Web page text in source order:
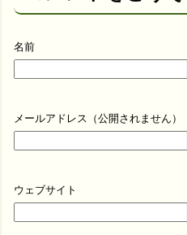
名前
メールアドレス（公開されません）
ウェブサイト